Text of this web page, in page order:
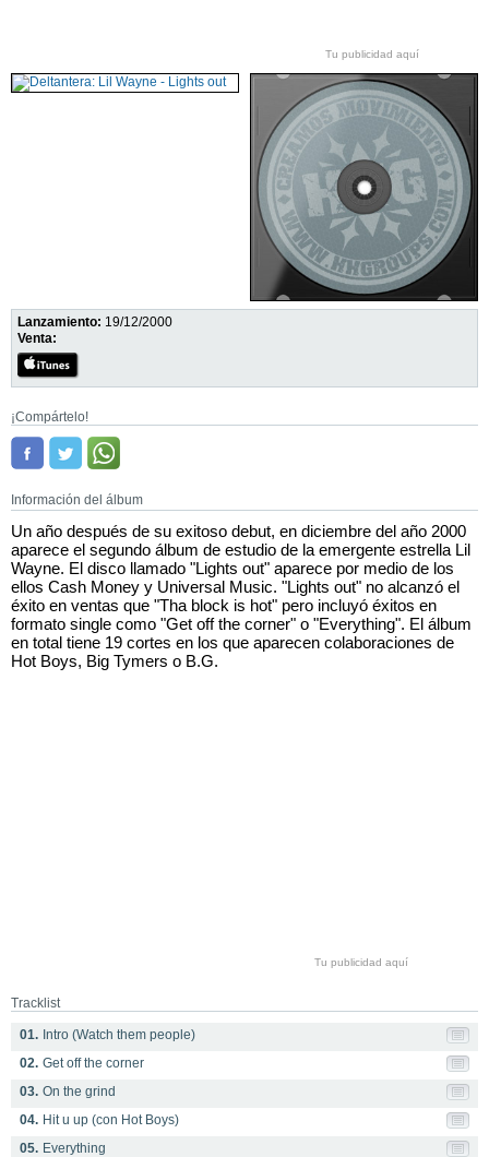
Tu publicidad aquí
Lanzamiento: 19/12/2000
Venta:
¡Compártelo!
Información del álbum
Un año después de su exitoso debut, en diciembre del año 2000
aparece el segundo álbum de estudio de la emergente estrella Lil
Wayne. El disco llamado "Lights out" aparece por medio de los
ellos Cash Money y Universal Music. "Lights out" no alcanzó el
éxito en ventas que "Tha block is hot" pero incluyó éxitos en
formato single como "Get off the corner" o "Everything". El álbum
en total tiene 19 cortes en los que aparecen colaboraciones de
Hot Boys, Big Tymers o B.G.
Tu publicidad aquí
Tracklist
01. Intro (Watch them people)
02. Get off the corner
03. On the grind
04. Hit u up (con Hot Boys)
05. Everything